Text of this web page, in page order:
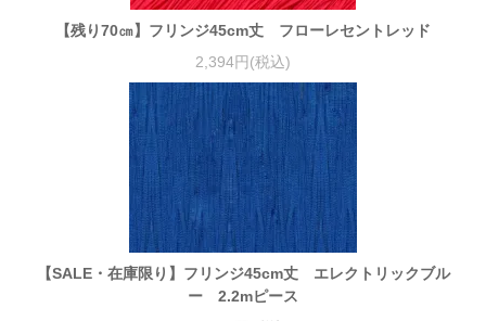
【残り70㎝】フリンジ45cm丈 フローレセントレッド
2,394円(税込)
【SALE・在庫限り】フリンジ45cm丈 エレクトリックブル
ー 2.2mピース